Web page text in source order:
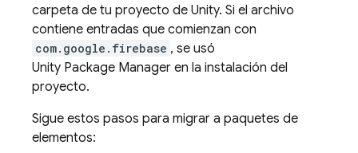
carpeta de tu proyecto de Unity. Si el archivo
contiene entradas que comienzan con
com.google.firebase , se usó
Unity Package Manager en la instalación del
proyecto.
Sigue estos pasos para migrar a paquetes de
elementos: